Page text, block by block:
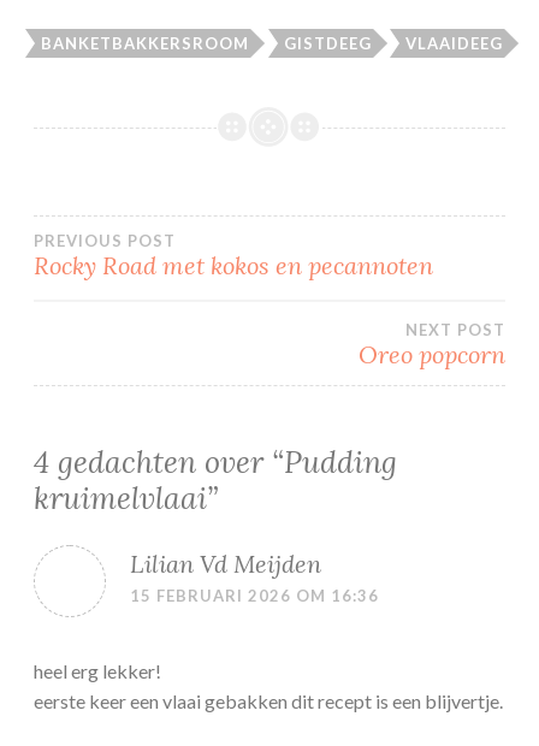
BANKETBAKKERSROOM GISTDEEG VLAAIDEEG
Bericht
PREVIOUS POST
Rocky Road met kokos en pecannoten
NEXT POST
Oreo popcorn
4 gedachten over “Pudding
kruimelvlaai”
Lilian Vd Meijden
15 FEBRUARI 2026 OM 16:36
heel erg lekker!
eerste keer een vlaai gebakken dit recept is een blijvertje.